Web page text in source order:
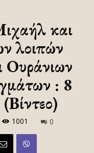
και
λοιπών
: 8
1001 0